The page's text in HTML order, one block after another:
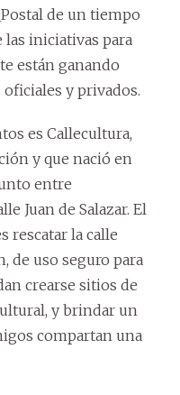
de un tiempo
iniciativas para
están ganando
y privados.
es Callecultura,
y que nació en
entre
Juan de Salazar. El
rescatar la calle
de uso seguro para
crearse sitios de
y brindar un
compartan una